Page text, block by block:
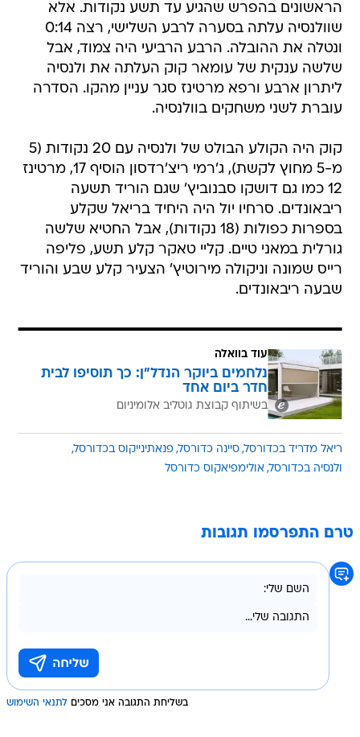
הראשונים בהפרש שהגיע עד תשע נקודות. אלא
שוולנסיה עלתה בסערה לרבע השלישי, רצה 0:14
ונטלה את ההובלה. הרבע הרביעי היה צמוד, אבל
שלשה ענקית של עומאר קוק העלתה את ולנסיה
ליתרון ארבע ורפא מרטינז סגר עניין מהקו. הסדרה
עוברת לשני משחקים בוולנסיה.
קוק היה הקולע הבולט של ולנסיה עם 20 נקודות (5
מ-5 מחוץ לקשת), ג'רמי ריצ'רדסון הוסיף 17, מרטינז
12 כמו גם דושקו סבנוביץ' שגם הוריד תשעה
ריבאונדים. סרחיו יול היה היחיד בריאל שקלע
בספרות כפולות (18 נקודות), אבל החטיא שלשה
גורלית במאני טיים. קליי טאקר קלע תשע, פליפה
רייס שמונה וניקולה מירוטיץ' הצעיר קלע שבע והוריד
שבעה ריבאונדים.
עוד בוואלה
נלחמים ביוקר הנדל"ן: כך תוסיפו לבית
חדר ביום אחד
בשיתוף קבוצת גוטליב אלומיניום
ריאל מדריד בכדורסל סיינה כדורסל פנאתינייקוס בכדורסל
ולנסיה בכדורסל אולימפיאקוס כדורסל
טרם התפרסמו תגובות
בשליחת התגובה אני מסכים לתנאי השימוש